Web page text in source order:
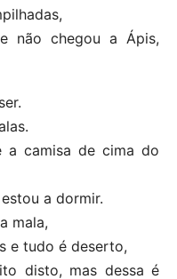
não chegou a Ápis,
camisa de cima do
a dormir.
mala,
e tudo é deserto,
disto, mas dessa é